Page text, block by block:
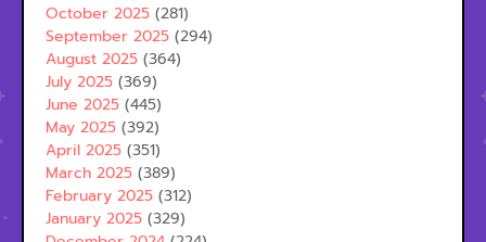
October 2025 (281)
September 2025 (294)
August 2025 (364)
July 2025 (369)
June 2025 (445)
May 2025 (392)
April 2025 (351)
March 2025 (389)
February 2025 (312)
January 2025 (329)